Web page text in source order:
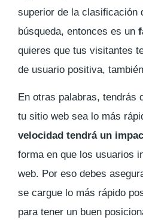
superior de la clasificación
búsqueda, entonces es un
quieres que tus visitantes
de usuario positiva,
En otras palabras, tendrás
tu sitio web sea lo más
velocidad tendrá un
forma en que los usuarios
web. Por eso debes
se cargue lo más rápido
para tener un buen